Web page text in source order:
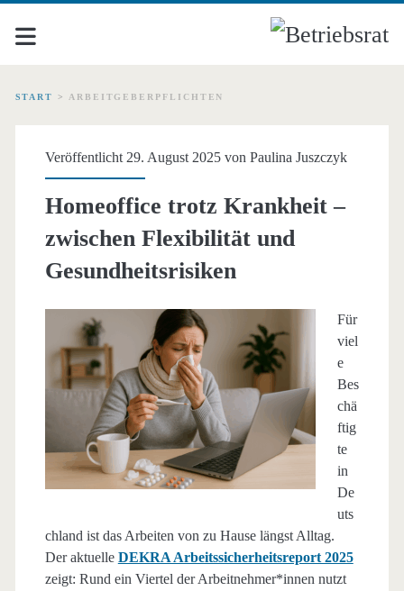
START > ARBEITGEBERPFLICHTEN
Schlagwort:
Veröffentlicht 29. August 2025 von Paulina Juszczyk
Homeoffice trotz Krankheit –
zwischen Flexibilität und
Gesundheitsrisiken
Für
viel
e
Bes
chä
ftig
te
in
De
uts
chland ist das Arbeiten von zu Hause längst Alltag.
Der aktuelle DEKRA Arbeitssicherheitsreport 2025
zeigt: Rund ein Viertel der Arbeitnehmer*innen nutzt